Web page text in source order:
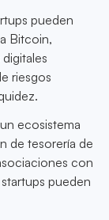
pueden
Bitcoin,
riesgos
ecosistema
de tesorería de
con
pueden